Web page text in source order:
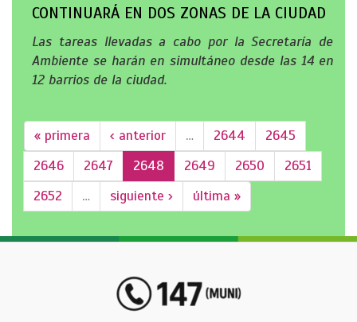
CONTINUARÁ EN DOS ZONAS DE LA CIUDAD
Las tareas llevadas a cabo por la Secretaría de
Ambiente se harán en simultáneo desde las 14 en
12 barrios de la ciudad.
« primera ‹ anterior … 2644
2645
2646
2647 2648 2649 2650
2651
2652
… siguiente › última »